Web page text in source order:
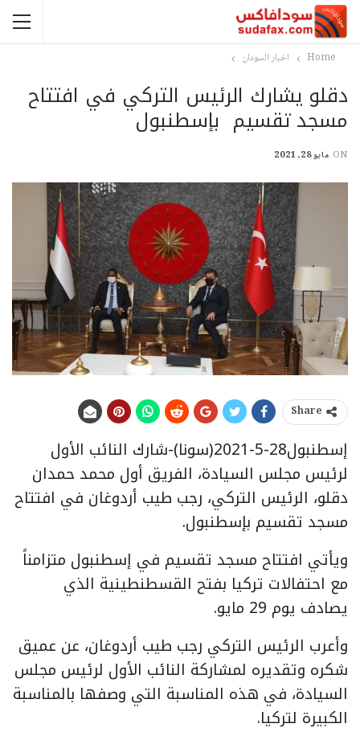
Home اخبار السودان
دقلو يشارك الرئيس التركي في افتتاح
مسجد تقسيم بإسطنبول
ON مايو 28, 2021
Share
إسطنبول28-5-2021(سونا)-شارك النائب الأول
لرئيس مجلس السيادة، الفريق أول محمد حمدان
دقلو، الرئيس التركي، رجب طيب أردوغان في افتتاح
مسجد تقسيم بإسطنبول.
ويأتي افتتاح مسجد تقسيم في إسطنبول متزامناً
مع احتفالات تركيا بفتح القسطنطينية الذي
يصادف يوم 29 مايو.
وأعرب الرئيس التركي رجب طيب أردوغان، عن عميق
شكره وتقديره لمشاركة النائب الأول لرئيس مجلس
السيادة، في هذه المناسبة التي وصفها بالمناسبة
الكبيرة لتركيا.